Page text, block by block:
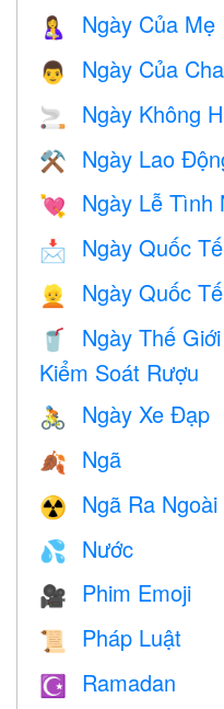
🤱 Ngày Của Mẹ
👨 Ngày Của Cha
🚬 Ngày Không
⚒️ Ngày Lao
💘 Ngày Lễ Tình
📩 Ngày Quốc
👱 Ngày Quốc
🥤
Ngày Thế
Kiểm Soát Rượu
🚴 Ngày Xe Đạp
🍂 Ngã
☢️ Ngã Ra Ngoài
💦 Nước
🎥 Phim Emoji
📜 Pháp Luật
☪️ Ramadan